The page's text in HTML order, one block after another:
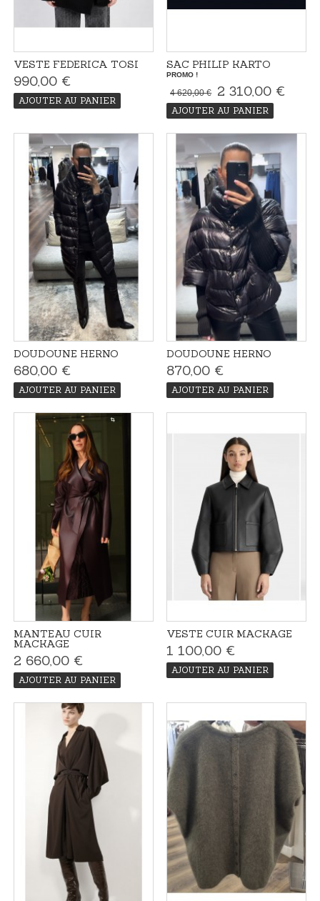
VESTE FEDERICA TOSI
990,00 €
AJOUTER AU PANIER
SAC PHILIP KARTO
PROMO !
4 620,00 € 2 310,00 €
AJOUTER AU PANIER
DOUDOUNE HERNO
680,00 €
AJOUTER AU PANIER
DOUDOUNE HERNO
870,00 €
AJOUTER AU PANIER
MANTEAU CUIR
MACKAGE
2 660,00 €
AJOUTER AU PANIER
VESTE CUIR MACKAGE
1 100,00 €
AJOUTER AU PANIER